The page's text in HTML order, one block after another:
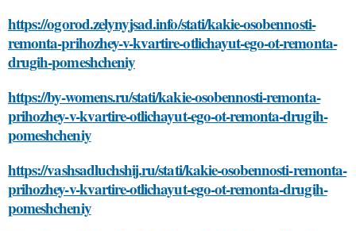
https://ogorod.zelynyjsad.info/stati/kakie-osobennosti-
remonta-prihozhey-v-kvartire-otlichayut-ego-ot-remonta-
drugih-pomeshcheniy
https://by-womens.ru/stati/kakie-osobennosti-remonta-
prihozhey-v-kvartire-otlichayut-ego-ot-remonta-drugih-
pomeshcheniy
https://vashsadluchshij.ru/stati/kakie-osobennosti-remonta-
prihozhey-v-kvartire-otlichayut-ego-ot-remonta-drugih-
pomeshcheniy